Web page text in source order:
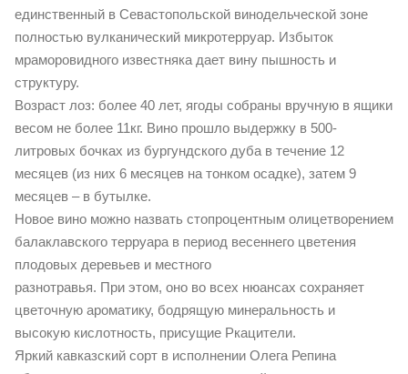
единственный в Севастопольской винодельческой зоне
полностью вулканический микротерруар. Избыток
мраморовидного известняка дает вину пышность и
структуру.
Возраст лоз: более 40 лет, ягоды собраны вручную в ящики
весом не более 11кг. Вино прошло выдержку в 500-
литровых бочках из бургундского дуба в течение 12
месяцев (из них 6 месяцев на тонком осадке), затем 9
месяцев – в бутылке.
Новое вино можно назвать стопроцентным олицетворением
балаклавского терруара в период весеннего цветения
плодовых деревьев и местного
разнотравья. При этом, оно во всех нюансах сохраняет
цветочную ароматику, бодрящую минеральность и
высокую кислотность, присущие Ркацители.
Яркий кавказский сорт в исполнении Олега Репина